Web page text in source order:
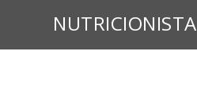
NUTRICIONISTA